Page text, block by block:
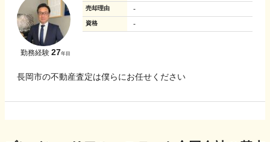
勤務経験 27年目
売却理由 -
資格 -
長岡市の不動産査定は僕らにお任せください